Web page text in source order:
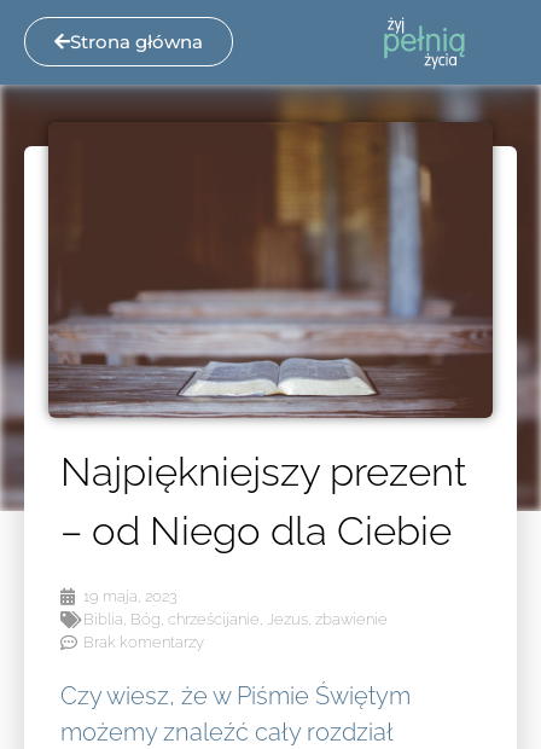
Strona główna
Najpiękniejszy prezent
– od Niego dla Ciebie
19 maja, 2023
Biblia, Bóg, chrześcijanie, Jezus, zbawienie
Brak komentarzy
Czy wiesz, że w Piśmie Świętym
możemy znaleźć cały rozdział